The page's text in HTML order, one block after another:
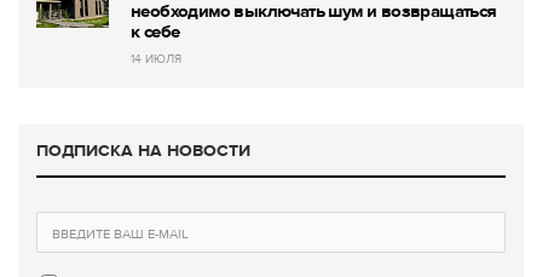
необходимо выключать шум и возвращаться
к себе
14 ИЮЛЯ
ПОДПИСКА НА НОВОСТИ